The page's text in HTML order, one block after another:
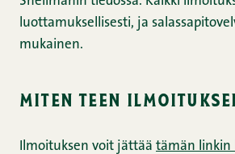
luottamuksellisesti, ja
mukainen.
miten teen
Ilmoituksen voit jättää tämän linkin